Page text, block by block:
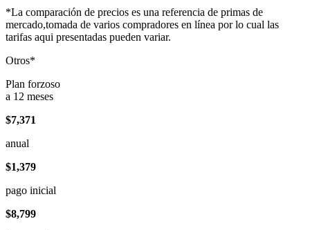
*La comparación de precios es una referencia de primas de
mercado,tomada de varios compradores en línea por lo cual las
tarifas aqui presentadas pueden variar.
Otros*
Plan forzoso
a 12 meses
$7,371
anual
$1,379
pago inicial
$8,799